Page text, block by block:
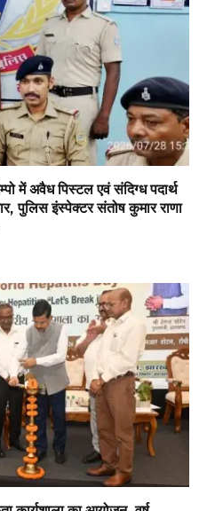
में अवैध पिस्टल एवं संदिग्ध पदार्थ
पुलिस इंस्पेक्टर संतोष कुमार राणा